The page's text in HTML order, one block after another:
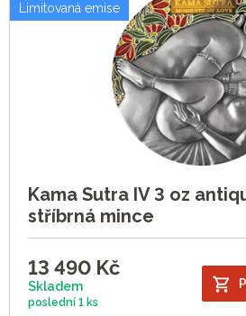
Limitovaná emise
Kama Sutra IV 3 oz
stříbrná mince
13 490 Kč
Skladem
poslední 1 ks